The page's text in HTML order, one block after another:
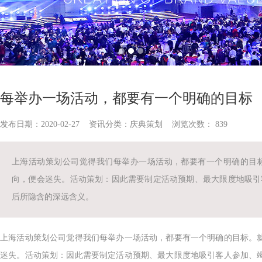
每举办一场活动，都要有一个明确的目标
发布日期：2020-02-27 资讯分类： 庆典策划 浏览次数： 839
上海活动策划公司觉得我们每举办一场活动，都要有一个明确的
向，便会迷失。活动策划：因此需要制定活动预期、最大限度地吸
后所隐含的深远含义。
上海活动策划公司觉得我们每举办一场活动，都要有一个明确的目标
迷失。活动策划：因此需要制定活动预期、最大限度地吸引客人参加